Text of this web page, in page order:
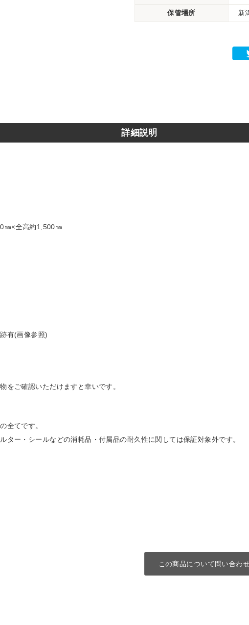
保管場所 新
詳細説明
㎜×全高約1,500㎜
有(画像参照)
をご確認いただけますと幸いです。
全てです。
ター・シールなどの消耗品・付属品の耐久性に関しては保証対象外です。
この商品について問い合わ